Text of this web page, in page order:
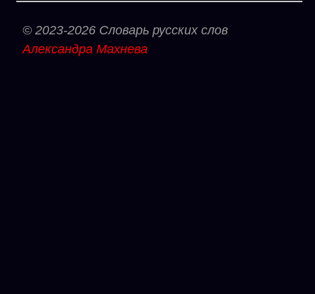
© 2023-2026 Словарь русских слов
Александра Махнева